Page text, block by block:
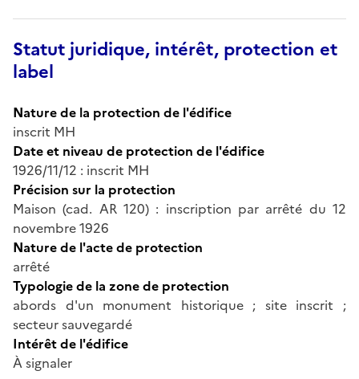
Statut juridique, intérêt, protection et
label
Nature de la protection de l'édifice
inscrit MH
Date et niveau de protection de l'édifice
1926/11/12 : inscrit MH
Précision sur la protection
Maison (cad. AR 120) : inscription par arrêté du 12
novembre 1926
Nature de l'acte de protection
arrêté
Typologie de la zone de protection
abords d'un monument historique ; site inscrit ;
secteur sauvegardé
Intérêt de l'édifice
À signaler